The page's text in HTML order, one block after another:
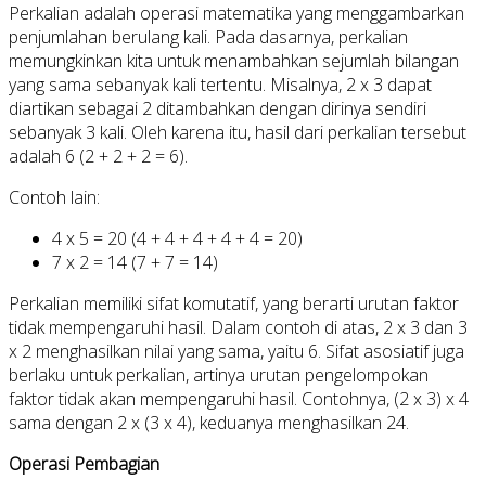
Perkalian adalah operasi matematika yang menggambarkan
penjumlahan berulang kali. Pada dasarnya, perkalian
memungkinkan kita untuk menambahkan sejumlah bilangan
yang sama sebanyak kali tertentu. Misalnya, 2 x 3 dapat
diartikan sebagai 2 ditambahkan dengan dirinya sendiri
sebanyak 3 kali. Oleh karena itu, hasil dari perkalian tersebut
adalah 6 (2 + 2 + 2 = 6).
Contoh lain:
4 x 5 = 20 (4 + 4 + 4 + 4 + 4 = 20)
7 x 2 = 14 (7 + 7 = 14)
Perkalian memiliki sifat komutatif, yang berarti urutan faktor
tidak mempengaruhi hasil. Dalam contoh di atas, 2 x 3 dan 3
x 2 menghasilkan nilai yang sama, yaitu 6. Sifat asosiatif juga
berlaku untuk perkalian, artinya urutan pengelompokan
faktor tidak akan mempengaruhi hasil. Contohnya, (2 x 3) x 4
sama dengan 2 x (3 x 4), keduanya menghasilkan 24.
Operasi Pembagian